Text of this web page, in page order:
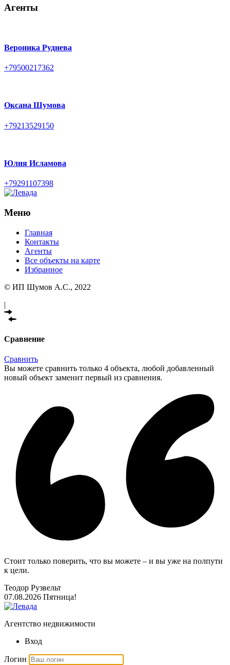
Агенты
Вероника Руднева
+79500217362
Оксана Шумова
+79213529150
Юлия Исламова
+79291107398
Меню
Главная
Контакты
Агенты
Все объекты на карте
Избранное
© ИП Шумов А.С., 2022
|
Сравнение
Сравнить
Вы можете сравнить только 4 объекта, любой добавленный
новый объект заменит первый из сравнения.
Стоит только поверить, что вы можете – и вы уже на полпути
к цели.
Теодор Рузвельт
07.08.2026 Пятница!
Агентство недвижимости
Вход
Логин